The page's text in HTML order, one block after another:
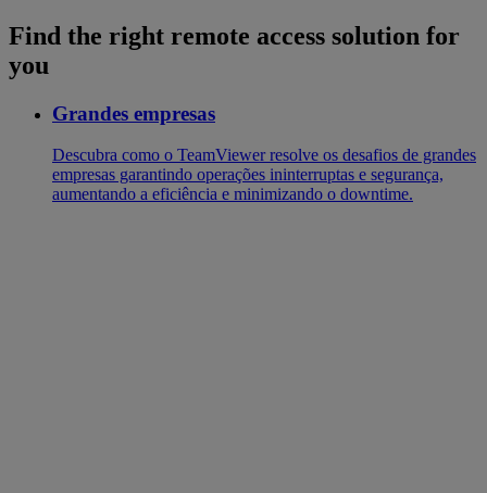
Find the right remote access solution for
you
Grandes empresas
‌Descubra como o TeamViewer resolve os desafios de grandes
empresas garantindo operações ininterruptas e segurança,
aumentando a eficiência e minimizando o downtime.